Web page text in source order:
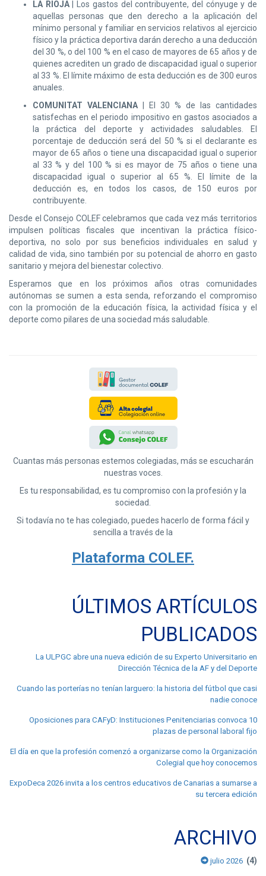
LA RIOJA| Los gastos del contribuyente, del cónyuge y de
aquellas personas que den derecho a la aplicación del
mínimo personal y familiar en servicios relativos al ejercicio
físico y la práctica deportiva darán derecho a una deducción
del 30 %, o del 100 % en el caso de mayores de 65 años y de
quienes acrediten un grado de discapacidad igual o superior
al 33 %. El límite máximo de esta deducción es de 300 euros
anuales.
COMUNITAT VALENCIANA| El 30 % de las cantidades
satisfechas en el periodo impositivo en gastos asociados a
la práctica del deporte y actividades saludables. El
porcentaje de deducción será del 50 % si el declarante es
mayor de 65 años o tiene una discapacidad igual o superior
al 33 % y del 100 % si es mayor de 75 años o tiene una
discapacidad igual o superior al 65 %. El límite de la
deducción es, en todos los casos, de 150 euros por
contribuyente.
Desde el Consejo COLEF celebramos que cada vez más territorios
impulsen políticas fiscales que incentivan la práctica físico-
deportiva, no solo por sus beneficios individuales en salud y
calidad de vida, sino también por su potencial de ahorro en gasto
sanitario y mejora del bienestar colectivo.
Esperamos que en los próximos años otras comunidades
autónomas se sumen a esta senda, reforzando el compromiso
con la promoción de la educación física, la actividad física y el
deporte como pilares de una sociedad más saludable.
Cuantas más personas estemos colegiadas, más se escucharán
nuestras voces.
Es tu responsabilidad, es tu compromiso con la profesión y la
sociedad.
Si todavía no te has colegiado, puedes hacerlo de forma fácil y
sencilla a través de la
Plataforma COLEF.
ÚLTIMOS ARTÍCULOS
PUBLICADOS
La ULPGC abre una nueva edición de su Experto Universitario en
Dirección Técnica de la AF y del Deporte
Cuando las porterías no tenían larguero: la historia del fútbol que casi
nadie conoce
Oposiciones para CAFyD: Instituciones Penitenciarias convoca 10
plazas de personal laboral fijo
El día en que la profesión comenzó a organizarse como la Organización
Colegial que hoy conocemos
ExpoDeca 2026 invita a los centros educativos de Canarias a sumarse a
su tercera edición
ARCHIVO
julio 2026 (4)